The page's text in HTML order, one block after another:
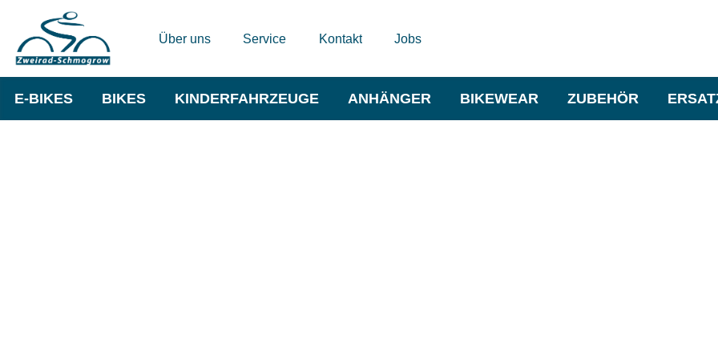
Über uns Service Kontakt Jobs
E-BIKES BIKES KINDERFAHRZEUGE ANHÄNGER BIKEWEAR ZUBEHÖR